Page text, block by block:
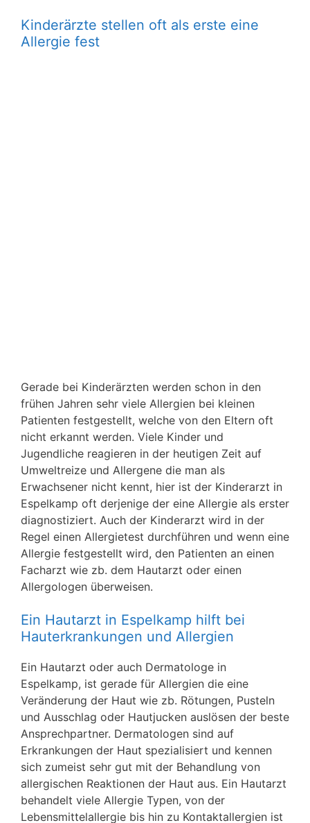
Kinderärzte stellen oft als erste eine
Allergie fest
Gerade bei Kinderärzten werden schon in den
frühen Jahren sehr viele Allergien bei kleinen
Patienten festgestellt, welche von den Eltern oft
nicht erkannt werden. Viele Kinder und
Jugendliche reagieren in der heutigen Zeit auf
Umweltreize und Allergene die man als
Erwachsener nicht kennt, hier ist der Kinderarzt in
Espelkamp oft derjenige der eine Allergie als erster
diagnostiziert. Auch der Kinderarzt wird in der
Regel einen Allergietest durchführen und wenn eine
Allergie festgestellt wird, den Patienten an einen
Facharzt wie zb. dem Hautarzt oder einen
Allergologen überweisen.
Ein Hautarzt in Espelkamp hilft bei
Hauterkrankungen und Allergien
Ein Hautarzt oder auch Dermatologe in
Espelkamp, ist gerade für Allergien die eine
Veränderung der Haut wie zb. Rötungen, Pusteln
und Ausschlag oder Hautjucken auslösen der beste
Ansprechpartner. Dermatologen sind auf
Erkrankungen der Haut spezialisiert und kennen
sich zumeist sehr gut mit der Behandlung von
allergischen Reaktionen der Haut aus. Ein Hautarzt
behandelt viele Allergie Typen, von der
Lebensmittelallergie bis hin zu Kontaktallergien ist